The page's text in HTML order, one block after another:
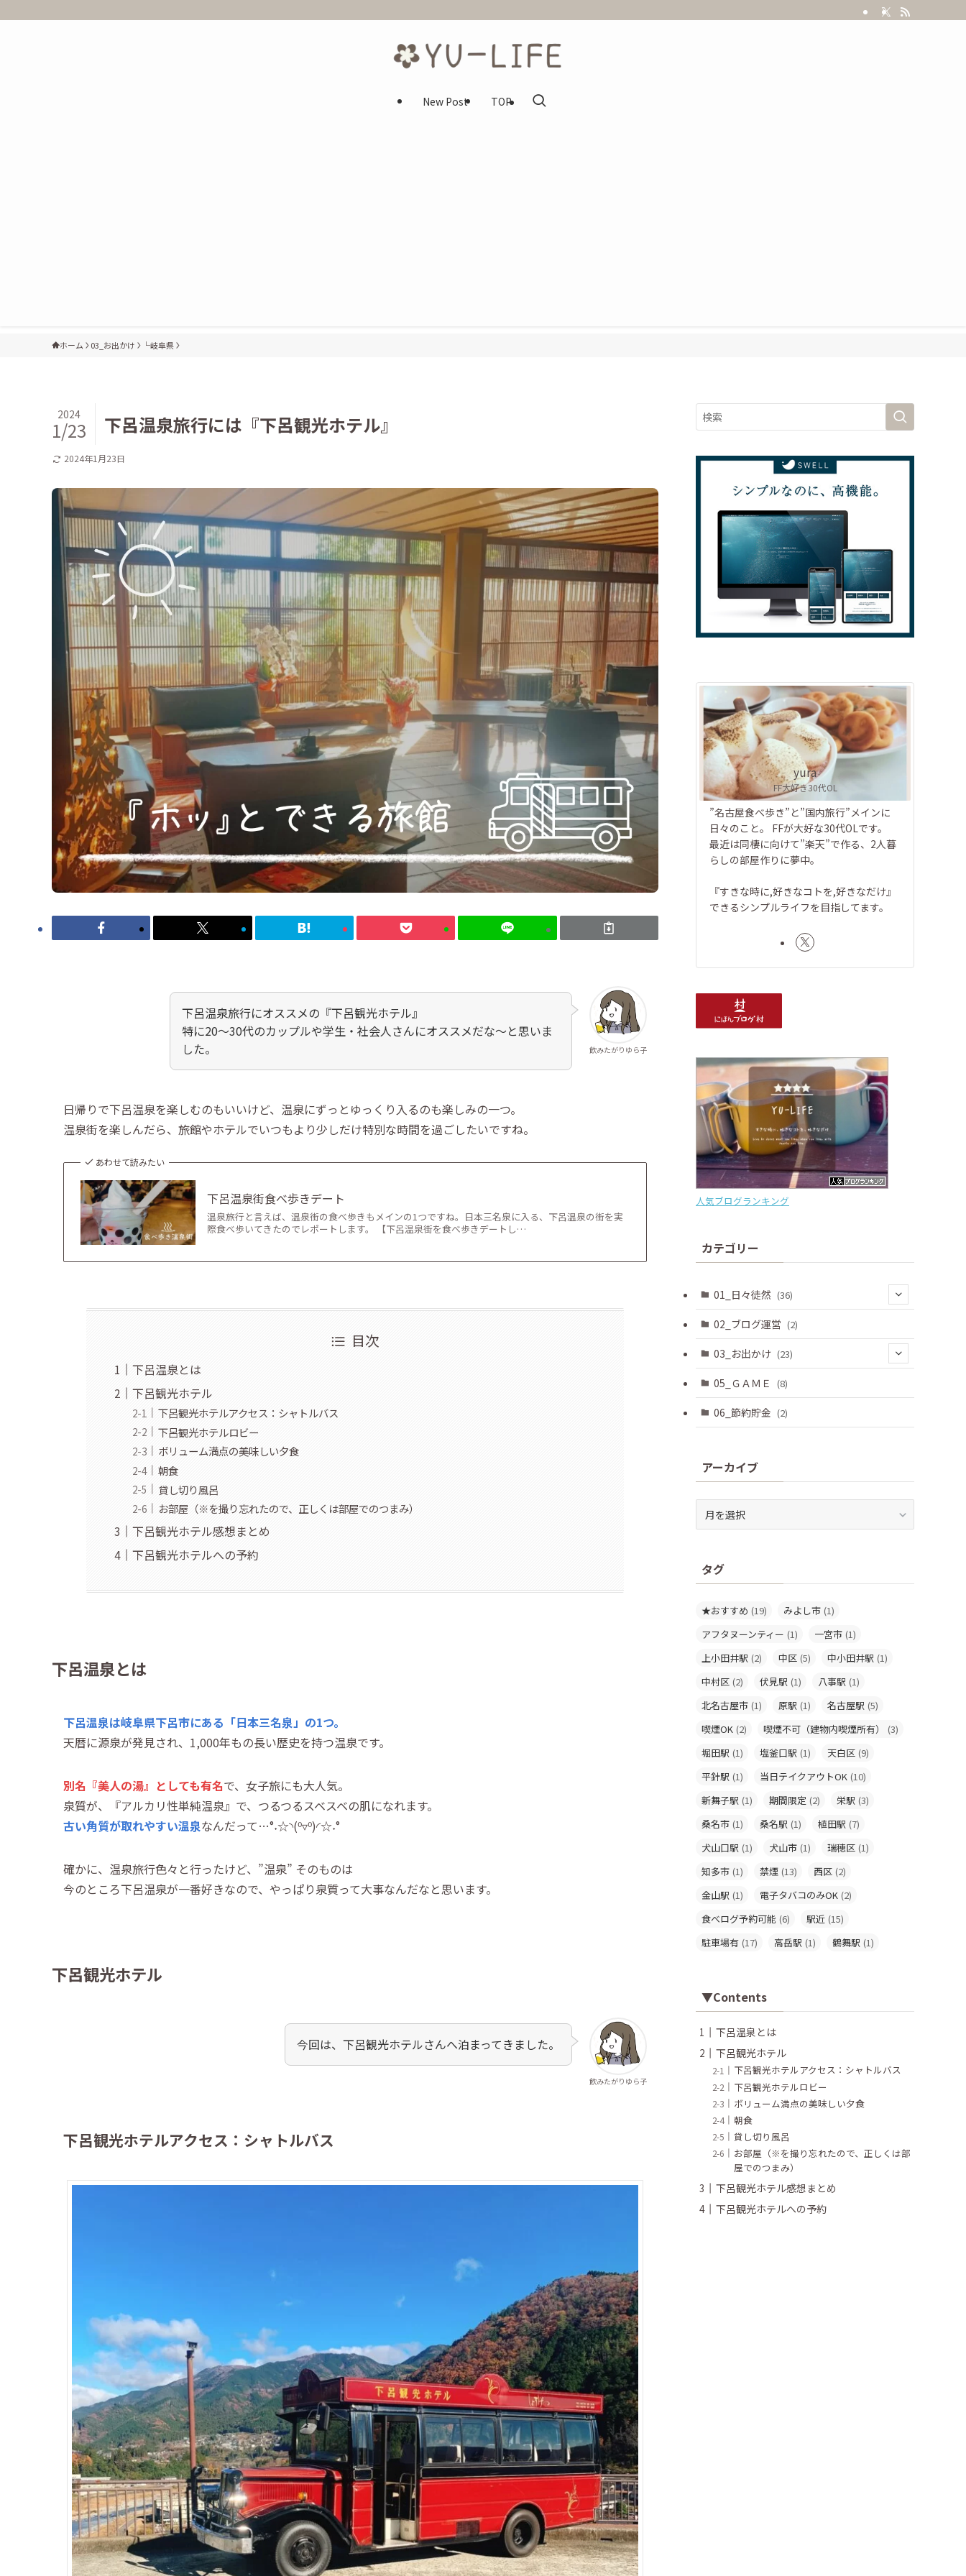
New Post TOP
ホーム 03_お出かけ └岐阜県
下呂温泉旅行には『下呂観光ホテル』
2024
1/23
2024年1月23日
飲みたがりゆら子
下呂温泉旅行にオススメの『下呂観光ホテル』
特に20～30代のカップルや学生・社会人さんにオススメだな～と思いま
した。
日帰りで下呂温泉を楽しむのもいいけど、温泉にずっとゆっくり入るのも楽しみの一つ。
温泉街を楽しんだら、旅館やホテルでいつもより少しだけ特別な時間を過ごしたいですね。
あわせて読みたい
下呂温泉街食べ歩きデート
温泉旅行と言えば、温泉街の食べ歩きもメインの1つですね。日本三名泉に入る、下呂温泉の街を実
際食べ歩いてきたのでレポートします。 【下呂温泉街を食べ歩きデートし…
目次
下呂温泉とは
下呂観光ホテル
下呂観光ホテルアクセス：シャトルバス
下呂観光ホテルロビー
ボリューム満点の美味しい夕食
朝食
貸し切り風呂
お部屋（※を撮り忘れたので、正しくは部屋でのつまみ）
下呂観光ホテル感想まとめ
下呂観光ホテルへの予約
下呂温泉とは
下呂温泉は岐阜県下呂市にある「日本三名泉」の1つ。
天暦に源泉が発見され、1,000年もの長い歴史を持つ温泉です。
別名『美人の湯』としても有名で、女子旅にも大人気。
泉質が、『アルカリ性単純温泉』で、つるつるスベスベの肌になれます。
古い角質が取れやすい温泉なんだって…°˖☆◝(⁰▿⁰)◜☆˖°
確かに、温泉旅行色々と行ったけど、”温泉” そのものは
今のところ下呂温泉が一番好きなので、やっぱり泉質って大事なんだなと思います。
下呂観光ホテル
飲みたがりゆら子
今回は、下呂観光ホテルさんへ泊まってきました。
下呂観光ホテルアクセス：シャトルバス
yura
FF大好き30代OL
”名古屋食べ歩き”と”国内旅行”メインに
日々のこと。 FFが大好な30代OLです。
最近は同棲に向けて”楽天”で作る、2人暮
らしの部屋作りに夢中。
『すきな時に,好きなコトを,好きなだけ』
できるシンプルライフを目指してます。
人気ブログランキング
カテゴリー
01_日々徒然 (36)
(3)
(33)
02_ブログ運営 (2)
03_お出かけ (23)
(2)
(8)
(6)
05_ＧＡＭＥ (8)
06_節約貯金 (2)
アーカイブ
ブタグ
★おすすめ (19) みよし市 (1)
アフタヌーンティー (1) 一宮市 (1)
上小田井駅 (2) 中区 (5) 中小田井駅 (1)
中村区 (2) 伏見駅 (1) 八事駅 (1)
北名古屋市 (1) 原駅 (1) 名古屋駅 (5)
喫煙OK (2) 喫煙不可（建物内喫煙所有）
(3)
堀田駅 (1) 塩釜口駅 (1) 天白区 (9)
平針駅 (1) 当日テイクアウトOK (10)
新舞子駅 (1) 期間限定 (2) 栄駅 (3)
桑名市 (1) 桑名駅 (1) 植田駅 (7)
犬山口駅 (1) 犬山市 (1) 瑞穂区 (1)
知多市 (1) 禁煙 (13) 西区 (2)
金山駅 (1) 電子タバコのみOK (2)
食べログ予約可能 (6) 駅近 (15)
駐車場有 (17) 高岳駅 (1) 鶴舞駅 (1)
▼Contents
下呂温泉とは
下呂観光ホテル
下呂観光ホテルアクセス：シャトルバス
下呂観光ホテルロビー
ボリューム満点の美味しい夕食
朝食
貸し切り風呂
お部屋（※を撮り忘れたので、正しくは部
屋でのつまみ）
下呂観光ホテル感想まとめ
下呂観光ホテルへの予約